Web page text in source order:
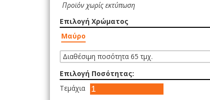
Προϊόν χωρίς εκτύπωση
Επιλογή Χρώματος
Μαύρο
Διαθέσιμη ποσότητα 65 τμχ.
Επιλογή Ποσότητας:
Τεμάχια